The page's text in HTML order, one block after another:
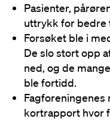
Pasienter,
uttrykk for bedre
Forsøket ble i
De slo stort opp
ned, og de
ble fortidd.
Fagforeningenes
kortrapport hvor